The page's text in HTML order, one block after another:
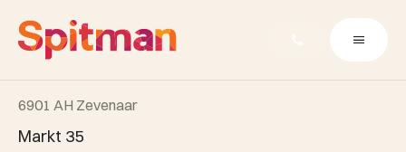
Onder optie
6901 AH Zevenaar
Markt 35